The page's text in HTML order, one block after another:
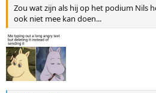
Zou wat zijn als hij op het podium Nils
ook niet mee kan doen...